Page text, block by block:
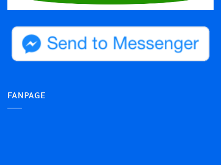
FANPAGE